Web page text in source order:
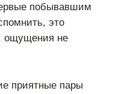
побывавшим
это
ощущения не
приятные пары